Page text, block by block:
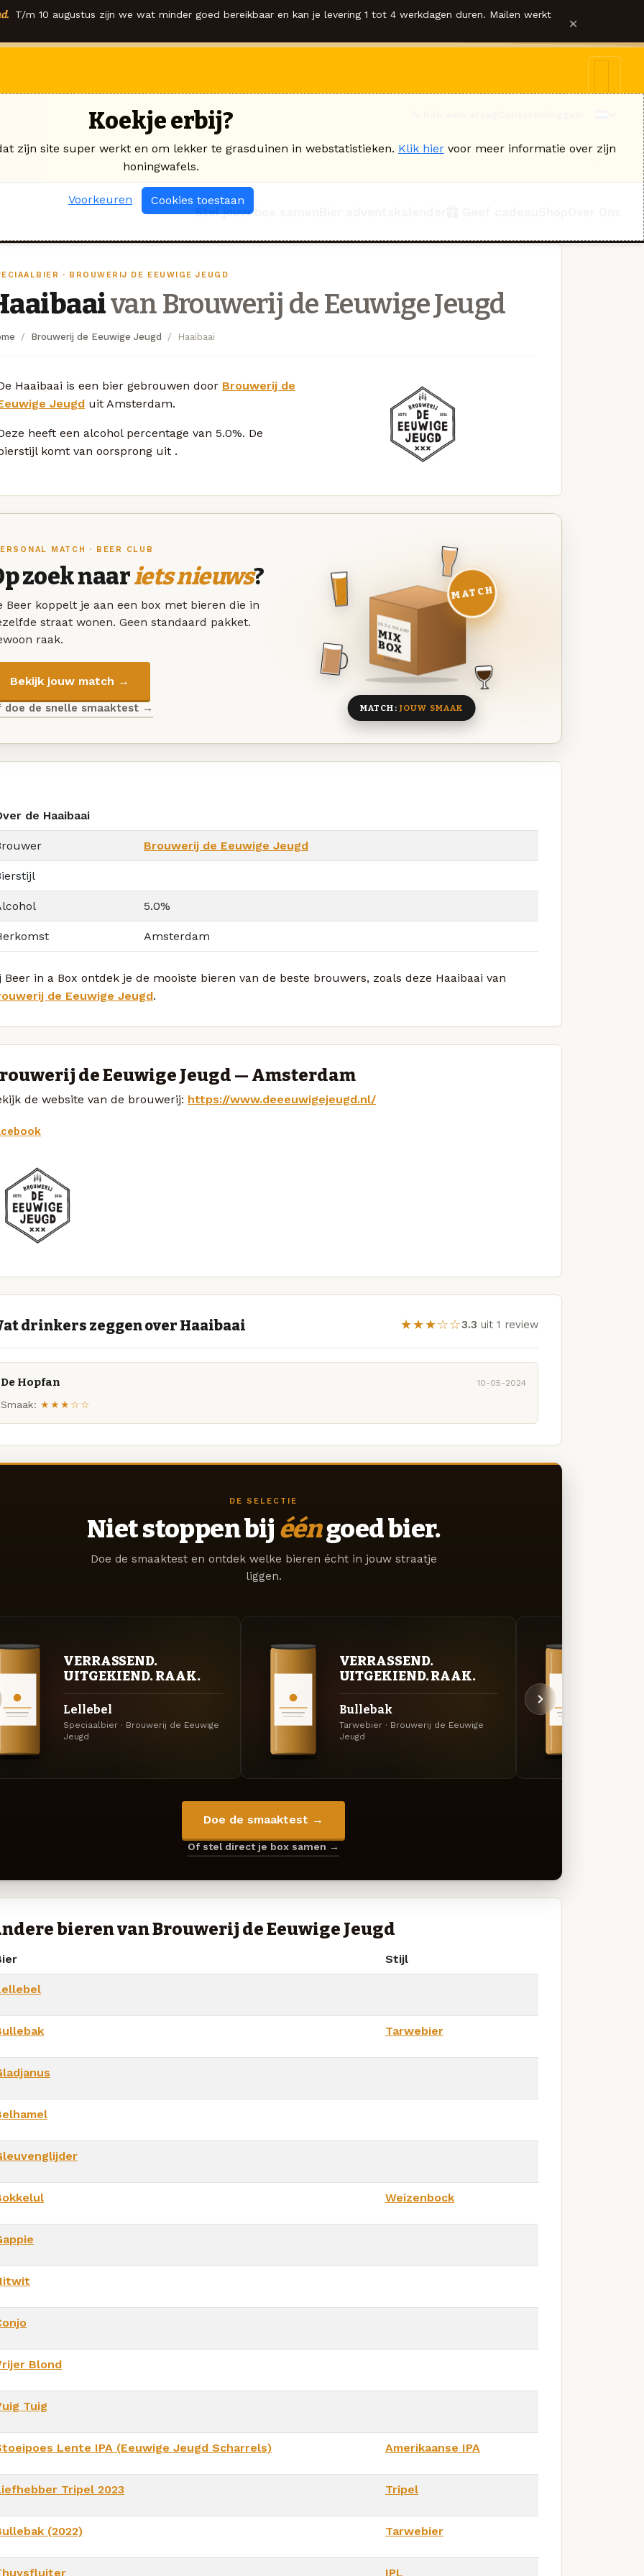
T/m 10 augustus zijn we wat minder goed bereikbaar en kan je levering 1 tot 4 werkdagen duren. Mailen werkt ×
Stel jouw box samen
· BROUWERIJ DE EEUWIGE JEUGD
van Brouwerij de Eeuwige Jeugd
Brouwerij de Eeuwige Jeugd Haaibaai
Haaibaai is een bier gebrouwen door Brouwerij de
Jeugd uit Amsterdam.
heeft een alcohol percentage van 5.0%. De
komt van oorsprong uit .
MATCH · BEER CLUB
zoek naariets nieuws?
Beer koppelt je aan een box met bieren die in
straat wonen. Geen standaard pakket.
raak.
Bekijk jouw match →
doe de snelle smaaktest →
DEZE MAAND
MIX
BOX
8 BIEREN
MATCH
MATCH: JOUW SMAAK
de Haaibaai
Brouwerij de Eeuwige Jeugd
5.0%
Amsterdam
Beer in a Box ontdek je de mooiste bieren van de beste brouwers, zoals deze Haaibaai van
de Eeuwige Jeugd.
de Eeuwige Jeugd — Amsterdam
de website van de brouwerij: https://www.deeeuwigejeugd.nl/
drinkers zeggen over Haaibaai ★★★☆☆3.3 uit 1 review
De Hopfan 10-05-2024
Smaak: ★★★☆☆
DE SELECTIE
Niet stoppen bij ééngoed bier.
Doe de smaaktest en ontdek welke bieren écht in jouw straatje
liggen.
VERRASSEND.
UITGEKIEND. RAAK.
Lellebel
Speciaalbier · Brouwerij de Eeuwige
Jeugd
VERRASSEND.
UITGEKIEND. RAAK.
Bullebak
Tarwebier · Brouwerij de Eeuwige
Jeugd
Doe de smaaktest →
Of stel direct je box samen →
bieren van Brouwerij de Eeuwige Jeugd
Stijl
Tarwebier
Weizenbock
Blond
Tuig
Lente IPA (Eeuwige Jeugd Scharrels) Amerikaanse IPA
Tripel 2023 Tripel
(2022) Tarwebier
IPL
Koekje erbij?
zijn site super werkt en om lekker te grasduinen in webstatistieken. Klik hier voor meer informatie over zijn
honingwafels.
Voorkeuren Cookies toestaan